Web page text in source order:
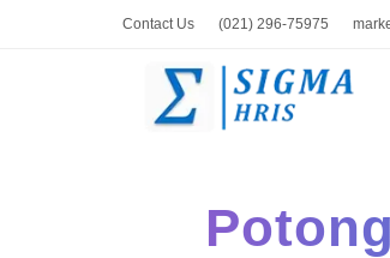
Contact Us (021) 296-75975